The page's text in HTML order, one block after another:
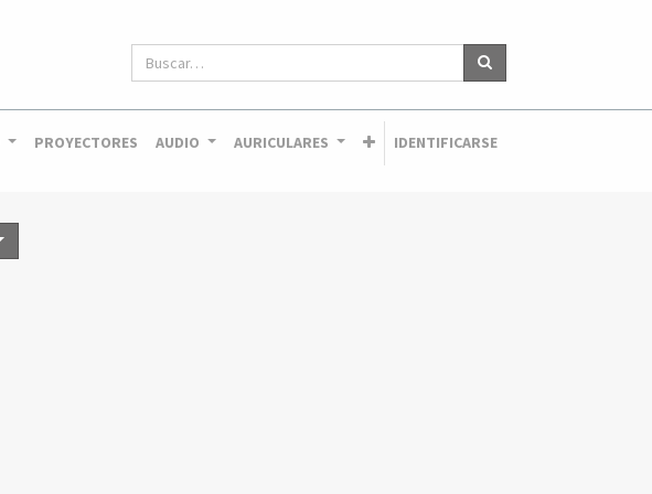
PROYECTORES AUDIO AURICULARES IDENTIFICARSE